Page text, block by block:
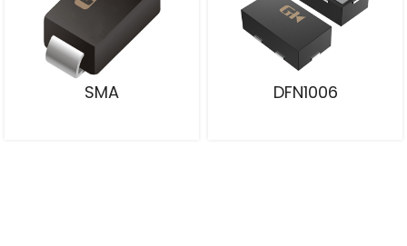
SMA DFN1006